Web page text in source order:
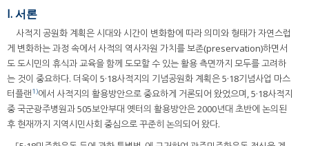
I. 서론
사적지 공원화 계획은 시대와 시간이 변화함에 따라 의미와 형태가 자연스럽
게 변화하는 과정 속에서 사적의 역사자원 가치를 보존(preservation)하면서
도 도시민의 휴식과 교육을 함께 도모할 수 있는 활용 측면까지 모두를 고려하
는 것이 중요하다. 더욱이 5·18사적지의 기념공원화 계획은 5·18기념사업 마스
터플랜1)에서 사적지의 활용방안으로 중요하게 거론되어 왔었으며, 5·18사적지
중 국군광주병원과 505보안부대 옛터의 활용방안은 2000년대 초반에 논의된
후 현재까지 지역시민사회 중심으로 꾸준히 논의되어 왔다.